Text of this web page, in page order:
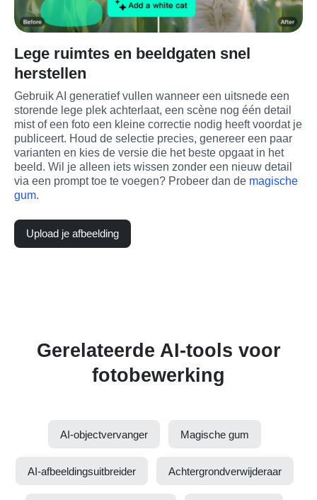
Lege ruimtes en beeldgaten snel
herstellen
Gebruik AI generatief vullen wanneer een uitsnede een
storende lege plek achterlaat, een scène nog één detail
mist of een foto een kleine correctie nodig heeft voordat je
publiceert. Houd de selectie precies, genereer een paar
varianten en kies de versie die het beste opgaat in het
beeld. Wil je alleen iets wissen zonder een nieuw detail
via een prompt toe te voegen? Probeer dan de magische
gum.
Upload je afbeelding
Gerelateerde AI-tools voor
fotobewerking
AI-objectvervanger Magische gum
AI-afbeeldingsuitbreider Achtergrondverwijderaar